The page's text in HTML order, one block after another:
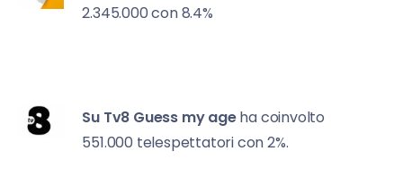
2.345.000 con 8.4%
Su Tv8 Guess my ageha coinvolto
551.000 telespettatori con 2%.